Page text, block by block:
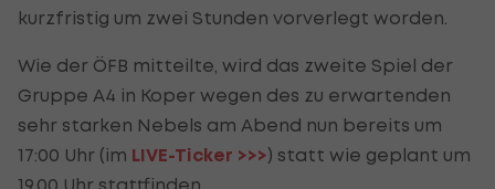
kurzfristig um zwei Stunden vorverlegt worden.
Wie der ÖFB mitteilte, wird das zweite Spiel der
Gruppe A4 in Koper wegen des zu erwartenden
sehr starken Nebels am Abend nun bereits um
17:00 Uhr (im LIVE-Ticker >>>) statt wie geplant um
19.00 Uhr stattfinden.